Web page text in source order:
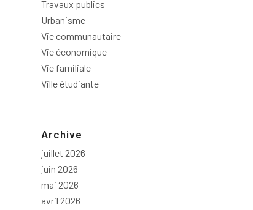
Travaux publics
Urbanisme
Vie communautaire
Vie économique
Vie familiale
Ville étudiante
Archive
juillet 2026
juin 2026
mai 2026
avril 2026